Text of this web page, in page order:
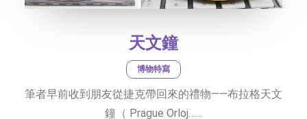
天文鐘
博物特寫
筆者早前收到朋友從捷克帶回來的禮物——布拉格天文
鐘（ Prague Orloj……